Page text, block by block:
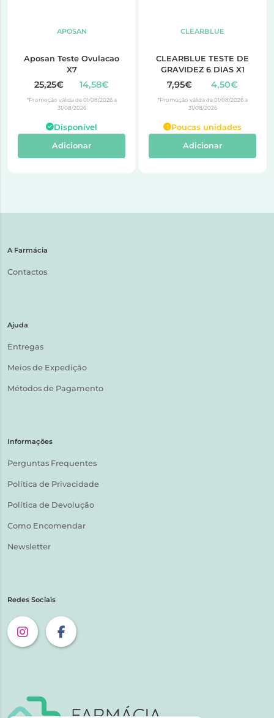
APOSAN
Aposan Teste Ovulacao
X7
25,25€ 14,58€
*Promoção válida de 01/08/2026 a
31/08/2026
Disponível
Adicionar
CLEARBLUE
CLEARBLUE TESTE DE
GRAVIDEZ 6 DIAS X1
7,95€ 4,50€
*Promoção válida de 01/08/2026 a
31/08/2026
Poucas unidades
Adicionar
A Farmácia
Contactos
Ajuda
Entregas
Meios de Expedição
Métodos de Pagamento
Informações
Perguntas Frequentes
Política de Privacidade
Política de Devolução
Como Encomendar
Newsletter
Redes Sociais